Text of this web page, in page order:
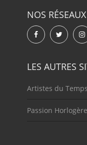
NOS
LES AUTRES
Artistes du Temps
Passion Horlogère